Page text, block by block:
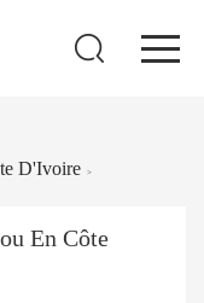
D'Ivoire >
En Côte